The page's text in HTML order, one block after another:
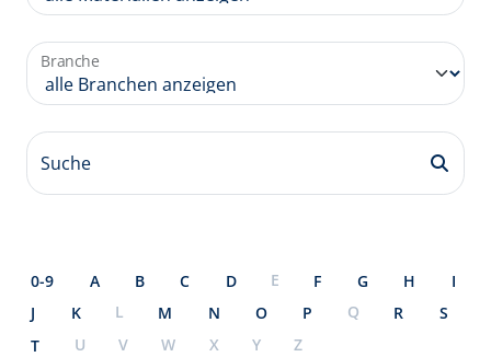
Branche
Suche
0-9 A B C D E F G H
I
J
K L M N O P Q R
S
T
U V W X Y Z